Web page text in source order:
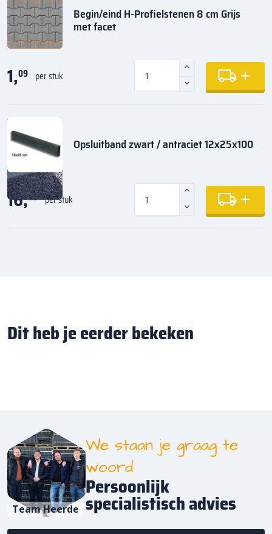
Begin/eind H-Profielstenen 8 cm Grijs
met facet
1,09 per stuk
Opsluitband zwart / antraciet 12x25x100
16,98 per stuk
Dit heb je eerder bekeken
Team Heerde
We staan je graag te
woord
Persoonlijk
specialistisch advies